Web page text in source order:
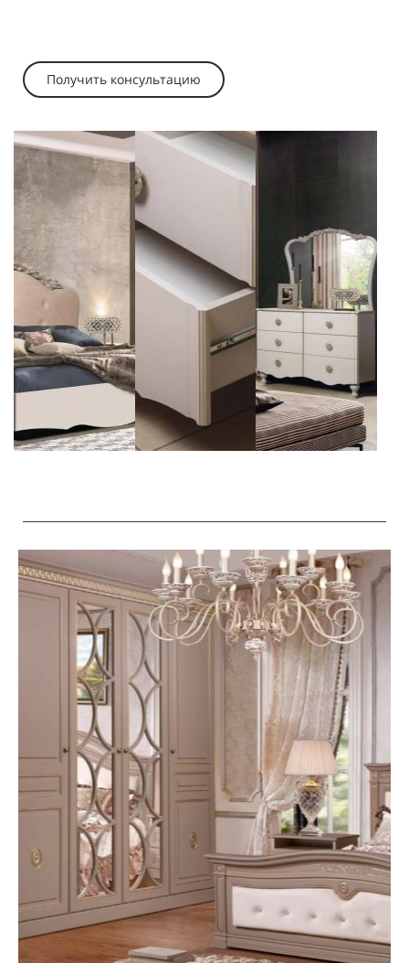
Получить консультацию